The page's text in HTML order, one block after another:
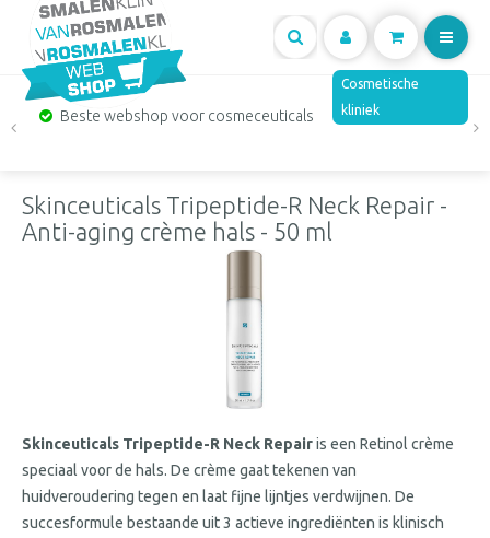
Mijn
account
Cosmetische
kliniek
Beste webshop voor cosmeceuticals
Skinceuticals Tripeptide-R Neck Repair -
Anti-aging crème hals - 50 ml
Skinceuticals Tripeptide-R Neck Repairis een Retinol crème
speciaal voor de hals. De crème gaat tekenen van
huidveroudering tegen en laat fijne lijntjes verdwijnen. De
succesformule bestaande uit 3 actieve ingrediënten is klinisch